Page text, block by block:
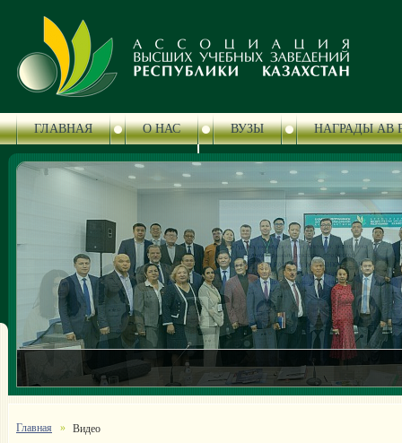
ГЛАВНАЯ О НАС ВУЗЫ НАГРАДЫ АВ
ЦЕНТР СЕРТИФИКАЦИИ
Главная Видео